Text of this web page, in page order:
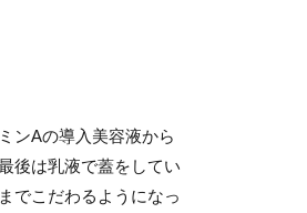
ンAの導入美容液から
後は乳液で蓋をしてい
でこだわるようになっ